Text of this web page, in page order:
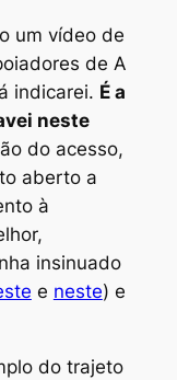
um vídeo de
de A
indicarei. É a
neste
do acesso,
aberto a
à
insinuado
e neste) e
do trajeto